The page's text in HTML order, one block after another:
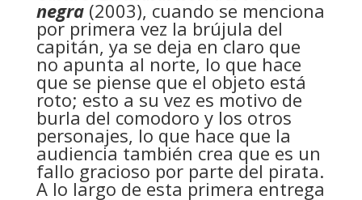
negra(2003), cuando se menciona
por primera vez la brújula del
capitán, ya se deja en claro que
no apunta al norte, lo que hace
que se piense que el objeto está
roto; esto a su vez es motivo de
burla del comodoro y los otros
personajes, lo que hace que la
audiencia también crea que es un
fallo gracioso por parte del pirata.
A lo largo de esta primera entrega